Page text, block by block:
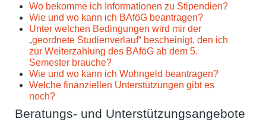
Wo bekomme ich Informationen zu Stipendien?
Wie und wo kann ich BAföG beantragen?
Unter welchen Bedingungen wird mir der
„geordnete Studienverlauf“ bescheinigt, den ich
zur Weiterzahlung des BAföG ab dem 5.
Semester brauche?
Wie und wo kann ich Wohngeld beantragen?
Welche finanziellen Unterstützungen gibt es
noch?
Beratungs- und Unterstützungsangebote